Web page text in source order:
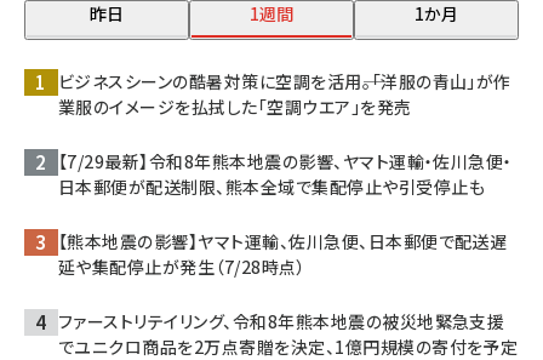
昨日 1週間 1か月
ビジネスシーンの酷暑対策に空調を活用――。「洋服の青山」が作
業服のイメージを払拭した「空調ウエア」を発売
【7/29最新】令和8年熊本地震の影響、ヤマト運輸・佐川急便・
日本郵便が配送制限、熊本全域で集配停止や引受停止も
【熊本地震の影響】ヤマト運輸、佐川急便、日本郵便で配送遅
延や集配停止が発生（7/28時点）
ファーストリテイリング、令和8年熊本地震の被災地緊急支援
でユニクロ商品を2万点寄贈を決定、1億円規模の寄付を予定